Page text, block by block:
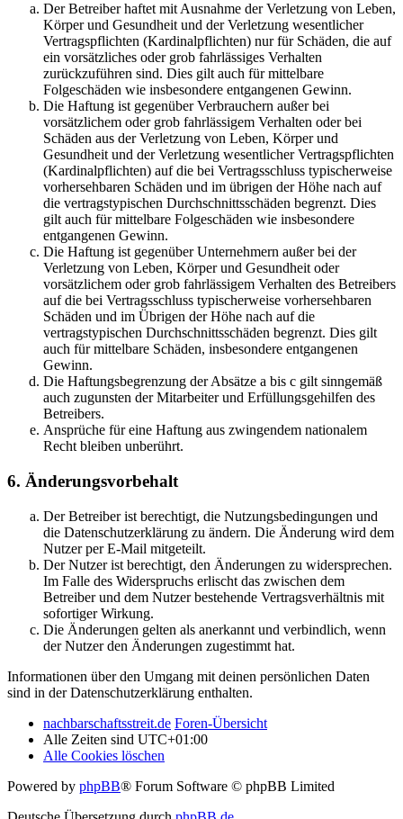
Der Betreiber haftet mit Ausnahme der Verletzung von Leben,
Körper und Gesundheit und der Verletzung wesentlicher
Vertragspflichten (Kardinalpflichten) nur für Schäden, die auf
ein vorsätzliches oder grob fahrlässiges Verhalten
zurückzuführen sind. Dies gilt auch für mittelbare
Folgeschäden wie insbesondere entgangenen Gewinn.
Die Haftung ist gegenüber Verbrauchern außer bei
vorsätzlichem oder grob fahrlässigem Verhalten oder bei
Schäden aus der Verletzung von Leben, Körper und
Gesundheit und der Verletzung wesentlicher Vertragspflichten
(Kardinalpflichten) auf die bei Vertragsschluss typischerweise
vorhersehbaren Schäden und im übrigen der Höhe nach auf
die vertragstypischen Durchschnittsschäden begrenzt. Dies
gilt auch für mittelbare Folgeschäden wie insbesondere
entgangenen Gewinn.
Die Haftung ist gegenüber Unternehmern außer bei der
Verletzung von Leben, Körper und Gesundheit oder
vorsätzlichem oder grob fahrlässigem Verhalten des Betreibers
auf die bei Vertragsschluss typischerweise vorhersehbaren
Schäden und im Übrigen der Höhe nach auf die
vertragstypischen Durchschnittsschäden begrenzt. Dies gilt
auch für mittelbare Schäden, insbesondere entgangenen
Gewinn.
Die Haftungsbegrenzung der Absätze a bis c gilt sinngemäß
auch zugunsten der Mitarbeiter und Erfüllungsgehilfen des
Betreibers.
Ansprüche für eine Haftung aus zwingendem nationalem
Recht bleiben unberührt.
6. Änderungsvorbehalt
Der Betreiber ist berechtigt, die Nutzungsbedingungen und
die Datenschutzerklärung zu ändern. Die Änderung wird dem
Nutzer per E-Mail mitgeteilt.
Der Nutzer ist berechtigt, den Änderungen zu widersprechen.
Im Falle des Widerspruchs erlischt das zwischen dem
Betreiber und dem Nutzer bestehende Vertragsverhältnis mit
sofortiger Wirkung.
Die Änderungen gelten als anerkannt und verbindlich, wenn
der Nutzer den Änderungen zugestimmt hat.
Informationen über den Umgang mit deinen persönlichen Daten
sind in der Datenschutzerklärung enthalten.
nachbarschaftsstreit.de Foren-Übersicht
Alle Zeiten sind UTC+01:00
Alle Cookies löschen
Powered by phpBB® Forum Software © phpBB Limited